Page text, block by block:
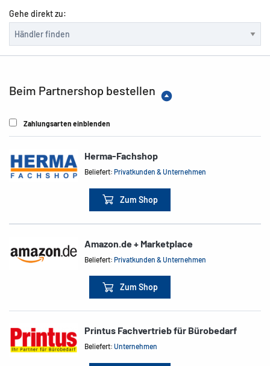
Gehe direkt zu:
Beim Partnershop bestellen
Zahlungsarten einblenden
Herma-Fachshop
Beliefert:Privatkunden & Unternehmen
Zum Shop
Amazon.de + Marketplace
Beliefert:Privatkunden & Unternehmen
Zum Shop
Printus Fachvertrieb für Bürobedarf
Beliefert:Unternehmen